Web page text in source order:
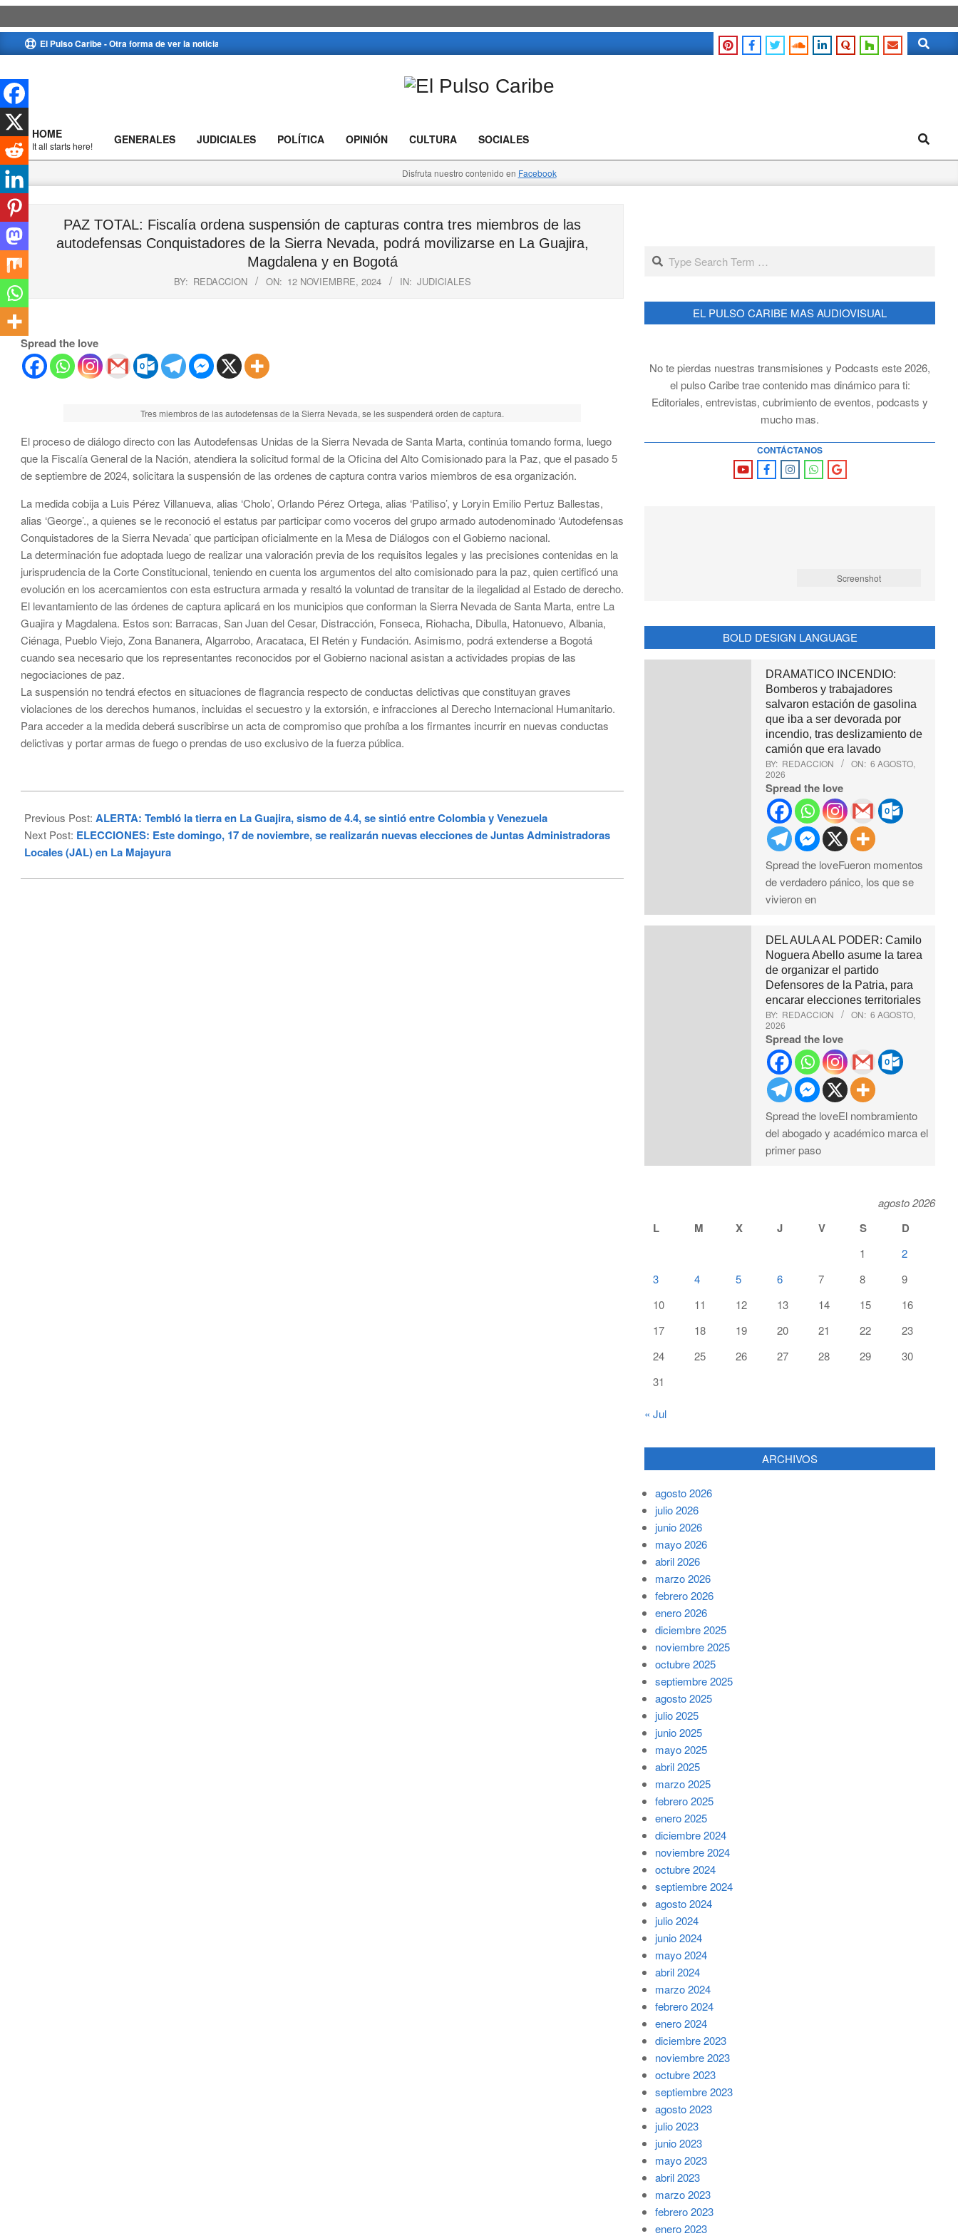
to
El Pulso Caribe - Otra forma de ver la noticia Search
Caribe
Primary
Navigation
Menu
HOME
It all starts here! GENERALES JUDICIALES POLÍTICA OPINIÓN CULTURA SOCIALES Search
Disfruta nuestro contenido en Facebook
PAZ TOTAL: Fiscalía ordena suspensión de capturas contra tres miembros de las
autodefensas Conquistadores de la Sierra Nevada, podrá movilizarse en La Guajira,
Magdalena y en Bogotá
BY: REDACCION ON: 12 NOVIEMBRE, 2024 IN: JUDICIALES
Spread the love
Tres miembros de las autodefensas de la Sierra Nevada, se les suspenderá orden de captura.
El proceso de diálogo directo con las Autodefensas Unidas de la Sierra Nevada de Santa Marta, continúa tomando forma, luego
que la Fiscalía General de la Nación, atendiera la solicitud formal de la Oficina del Alto Comisionado para la Paz, que el pasado 5
de septiembre de 2024, solicitara la suspensión de las ordenes de captura contra varios miembros de esa organización.
La medida cobija a Luis Pérez Villanueva, alias ‘Cholo’, Orlando Pérez Ortega, alias ‘Patiliso’, y Loryin Emilio Pertuz Ballestas,
alias ‘George’., a quienes se le reconoció el estatus par participar como voceros del grupo armado autodenominado ‘Autodefensas
Conquistadores de la Sierra Nevada’ que participan oficialmente en la Mesa de Diálogos con el Gobierno nacional.
La determinación fue adoptada luego de realizar una valoración previa de los requisitos legales y las precisiones contenidas en la
jurisprudencia de la Corte Constitucional, teniendo en cuenta los argumentos del alto comisionado para la paz, quien certificó una
evolución en los acercamientos con esta estructura armada y resaltó la voluntad de transitar de la ilegalidad al Estado de derecho.
El levantamiento de las órdenes de captura aplicará en los municipios que conforman la Sierra Nevada de Santa Marta, entre La
Guajira y Magdalena. Estos son: Barracas, San Juan del Cesar, Distracción, Fonseca, Riohacha, Dibulla, Hatonuevo, Albania,
Ciénaga, Pueblo Viejo, Zona Bananera, Algarrobo, Aracataca, El Retén y Fundación. Asimismo, podrá extenderse a Bogotá
cuando sea necesario que los representantes reconocidos por el Gobierno nacional asistan a actividades propias de las
negociaciones de paz.
La suspensión no tendrá efectos en situaciones de flagrancia respecto de conductas delictivas que constituyan graves
violaciones de los derechos humanos, incluidas el secuestro y la extorsión, e infracciones al Derecho Internacional Humanitario.
Para acceder a la medida deberá suscribirse un acta de compromiso que prohíba a los firmantes incurrir en nuevas conductas
delictivas y portar armas de fuego o prendas de uso exclusivo de la fuerza pública.
11-
12
Previous Post: ALERTA: Tembló la tierra en La Guajira, sismo de 4.4, se sintió entre Colombia y Venezuela
Next Post: ELECCIONES: Este domingo, 17 de noviembre, se realizarán nuevas elecciones de Juntas Administradoras
Locales (JAL) en La Majayura
Search
EL PULSO CARIBE MAS AUDIOVISUAL
No te pierdas nuestras transmisiones y Podcasts este 2026,
el pulso Caribe trae contenido mas dinámico para ti:
Editoriales, entrevistas, cubrimiento de eventos, podcasts y
mucho mas.
CONTÁCTANOS
Screenshot
BOLD DESIGN LANGUAGE
DRAMATICO INCENDIO:
Bomberos y trabajadores
salvaron estación de gasolina
que iba a ser devorada por
incendio, tras deslizamiento de
camión que era lavado
BY: REDACCION ON: 6 AGOSTO,
2026
Spread the love
Spread the loveFueron momentos
de verdadero pánico, los que se
vivieron en
DEL AULA AL PODER: Camilo
Noguera Abello asume la tarea
de organizar el partido
Defensores de la Patria, para
encarar elecciones territoriales
BY: REDACCION ON: 6 AGOSTO,
2026
Spread the love
Spread the loveEl nombramiento
del abogado y académico marca el
primer paso
agosto 2026
L M X J V S D
1
2
3
4 5 6 7 8
9
10
11 12 13 14 15
16
17
18 19 20 21 22
23
24
25 26 27 28 29
30
31
« Jul
ARCHIVOS
agosto 2026
julio 2026
junio 2026
mayo 2026
abril 2026
marzo 2026
febrero 2026
enero 2026
diciembre 2025
noviembre 2025
octubre 2025
septiembre 2025
agosto 2025
julio 2025
junio 2025
mayo 2025
abril 2025
marzo 2025
febrero 2025
enero 2025
diciembre 2024
noviembre 2024
octubre 2024
septiembre 2024
agosto 2024
julio 2024
junio 2024
mayo 2024
abril 2024
marzo 2024
febrero 2024
enero 2024
diciembre 2023
noviembre 2023
octubre 2023
septiembre 2023
agosto 2023
julio 2023
junio 2023
mayo 2023
abril 2023
marzo 2023
febrero 2023
enero 2023